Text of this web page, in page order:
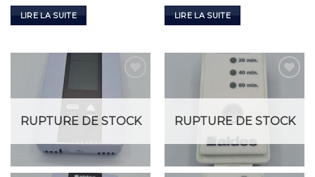
LIRE LA SUITE LIRE LA SUITE
Wishlist
RUPTURE DE STOCK
Wishlist
RUPTURE DE STOCK